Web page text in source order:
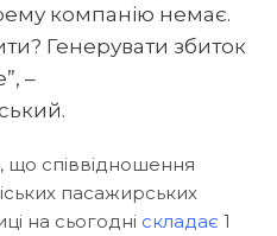
компанію немає.
Генерувати збиток
–
що співвідношення
пасажирських
на сьогодні складає 1